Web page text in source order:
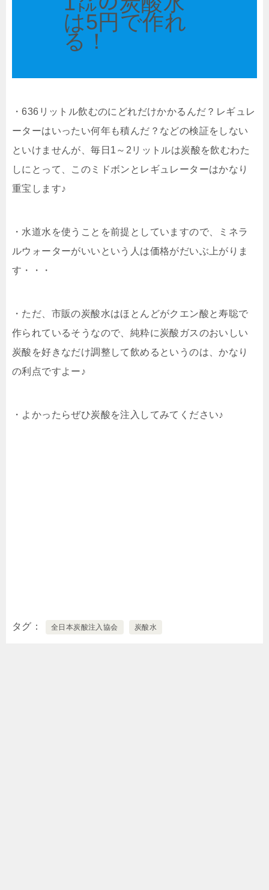
は5円で作れ
る！
・636リットル飲むのにどれだけかかるんだ？レギュレ
ーターはいったい何年も積んだ？などの検証をしない
といけませんが、毎日1～2リットルは炭酸を飲むわた
しにとって、このミドボンとレギュレーターはかなり
重宝します♪
・水道水を使うことを前提としていますので、ミネラ
ルウォーターがいいという人は価格がだいぶ上がりま
す・・・
・ただ、市販の炭酸水はほとんどがクエン酸と寿聡で
作られているそうなので、純粋に炭酸ガスのおいしい
炭酸を好きなだけ調整して飲めるというのは、かなり
の利点ですよー♪
・よかったらぜひ炭酸を注入してみてください♪
タグ 全日本炭酸注入協会 炭酸水